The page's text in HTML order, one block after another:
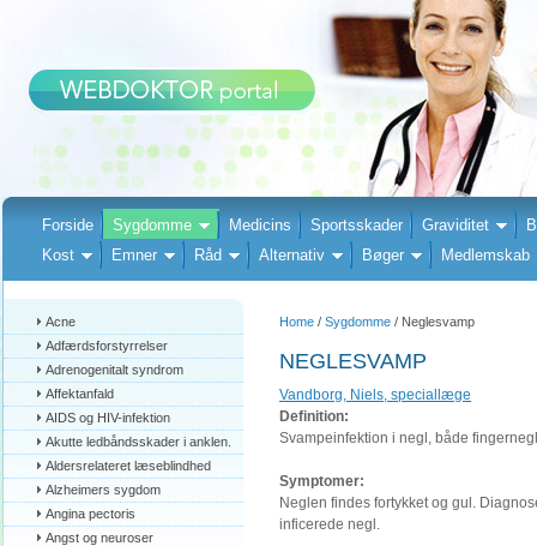
Forside Sygdomme Medicins Sportsskader Graviditet
Kost
Emner Råd Alternativ Bøger Medlemskab
Acne
Adfærdsforstyrrelser
Adrenogenitalt syndrom
Affektanfald
AIDS og HIV-infektion
Akutte ledbåndsskader i anklen.
Aldersrelateret læseblindhed
Alzheimers sygdom
Angina pectoris
Angst og neuroser
Home / Sygdomme / Neglesvamp
NEGLESVAMP
Vandborg, Niels, speciallæge
Definition:
Svampeinfektion i negl, både
Symptomer:
Neglen findes fortykket og gul.
inficerede negl.